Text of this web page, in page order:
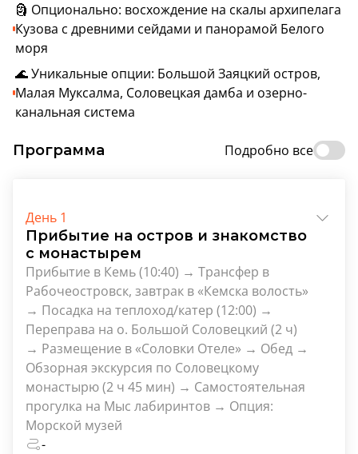
🗿 Опционально: восхождение на скалы архипелага
Кузова с древними сейдами и панорамой Белого
моря
🌊 Уникальные опции: Большой Заяцкий остров,
Малая Муксалма, Соловецкая дамба и озерно-
канальная система
Программа Подробно все
День 1
Прибытие на остров и знакомство
с монастырем
Прибытие в Кемь (10:40) → Трансфер в
Рабочеостровск, завтрак в «Кемска волость»
→ Посадка на теплоход/катер (12:00) →
Переправа на о. Большой Соловецкий (2 ч)
→ Размещение в «Соловки Отеле» → Обед →
Обзорная экскурсия по Соловецкому
монастырю (2 ч 45 мин) → Самостоятельная
прогулка на Мыс лабиринтов → Опция:
Морской музей
-